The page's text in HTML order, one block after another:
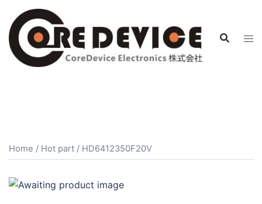
Home / Hot part / HD6412350F20V